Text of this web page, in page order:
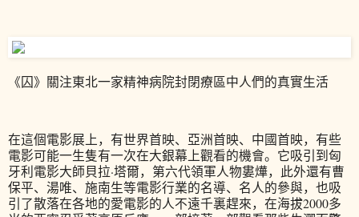
《囚》關注東北一家精神病院封閉療區中人們的真實生活
在這個電影展上，有世界首映、亞洲首映、中國首映，有些
電影可能一生隻有一次在大銀幕上觀看的機會。它吸引到匈
牙利電影大師貝拉·塔爾，第六代領軍人物婁燁，此外還有曹
保平、湯唯、施南生等電影行業的名導、名人的參與，也吸
引了散落在各地的愛電影的人不遠千裏趕來，在海拔2000多